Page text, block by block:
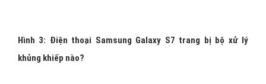
Hình 3: Điện thoại Samsung Galaxy S7 trang bị bộ xử lý
khủng khiếp nào?